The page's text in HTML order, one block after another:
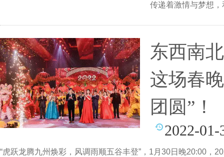
传递着激情与梦想
东西南
这场春
团圆”！
2022-01-
“虎跃龙腾九州焕彩，风调雨顺五谷丰登”，1月30日晚20:00，